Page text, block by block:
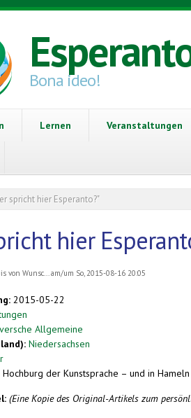
Bona ideo!
Lernen Veranstaltungen
spricht hier Esperanto?"
hier
von Wunsc...am/um So, 2015-08-16 20:05
2015-05-22
Allgemeine
Niedersachsen
der Kunstsprache – und in
(Eine Kopie des Original-Artikels zum